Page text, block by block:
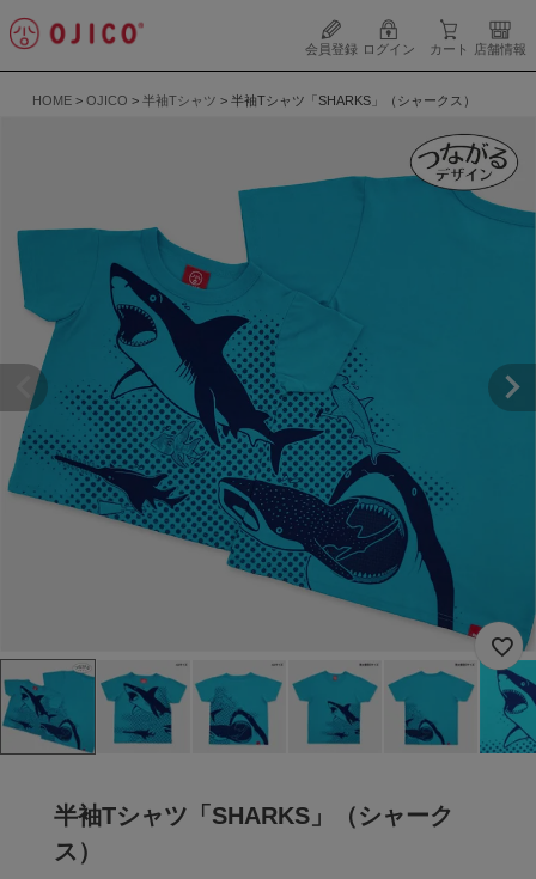
会員登録 ログイン カート 店舗情報
HOME OJICO 半袖Tシャツ 半袖Tシャツ「SHARKS」（シャークス）
半袖Tシャツ「SHARKS」（シャーク
ス）